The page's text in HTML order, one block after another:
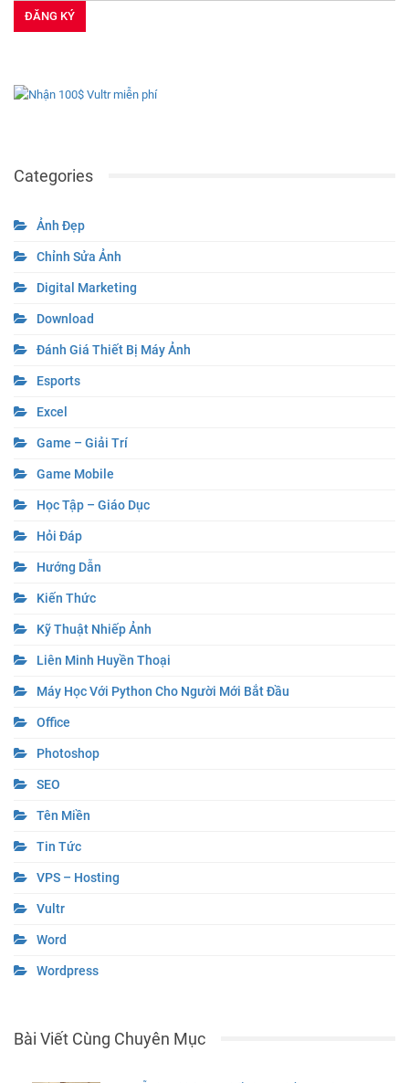
Categories
Ảnh Đẹp
Chỉnh Sửa Ảnh
Digital Marketing
Download
Đánh Giá Thiết Bị Máy Ảnh
Esports
Excel
Game – Giải Trí
Game Mobile
Học Tập – Giáo Dục
Hỏi Đáp
Hướng Dẫn
Kiến Thức
Kỹ Thuật Nhiếp Ảnh
Liên Minh Huyền Thoại
Máy Học Với Python Cho Người Mới Bắt Đầu
Office
Photoshop
SEO
Tên Miền
Tin Tức
VPS – Hosting
Vultr
Word
Wordpress
Bài Viết Cùng Chuyên Mục